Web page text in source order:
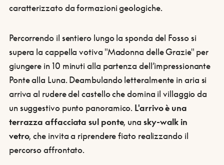
caratterizzato da formazioni geologiche.
Percorrendo il sentiero lungo la sponda del Fosso si
supera la cappella votiva "Madonna delle Grazie" per
giungere in 10 minuti alla partenza dell’impressionante
Ponte alla Luna. Deambulando letteralmente in aria si
arriva al rudere del castello che domina il villaggio da
un suggestivo punto panoramico. L'arrivo è una
terrazza affacciata sul ponte, una sky-walk in
vetro, che invita a riprendere fiato realizzando il
percorso affrontato.